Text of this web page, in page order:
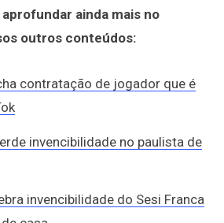
ainda mais no
outros conteúdos:
contratação de jogador que é
invencibilidade no paulista de
invencibilidade do Sesi Franca